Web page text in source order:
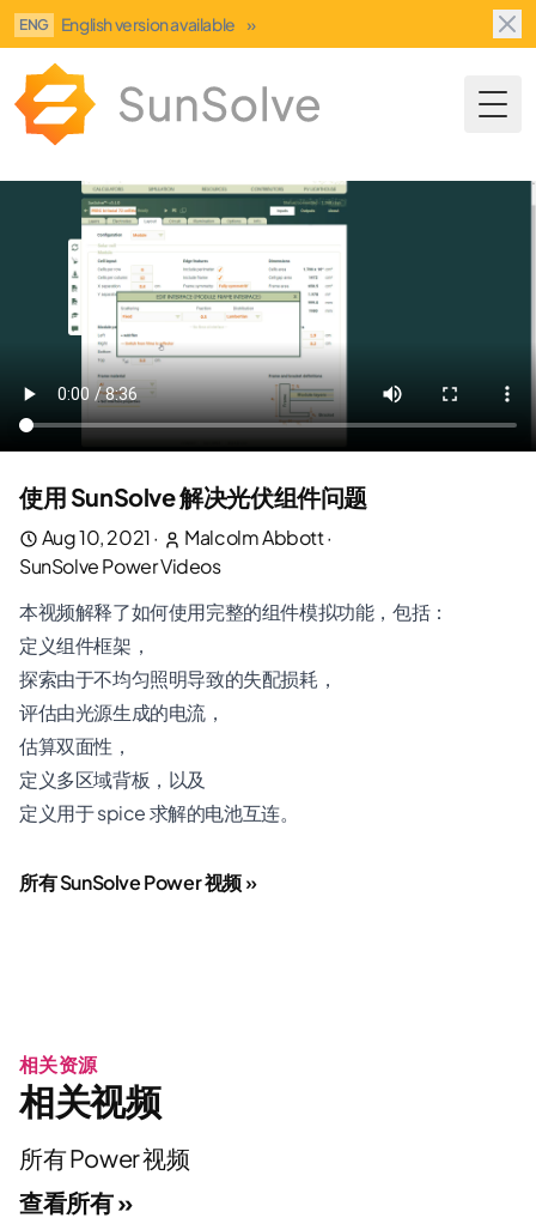
ENG English version available »
使用 SunSolve 解决光伏组件问题
Aug 10, 2021· Malcolm Abbott·
SunSolve Power Videos
本视频解释了如何使用完整的组件模拟功能，包括：
定义组件框架，
探索由于不均匀照明导致的失配损耗，
评估由光源生成的电流，
估算双面性，
定义多区域背板，以及
定义用于 spice 求解的电池互连。
所有 SunSolve Power 视频 »
相关资源
相关视频
所有 Power 视频
查看所有 »